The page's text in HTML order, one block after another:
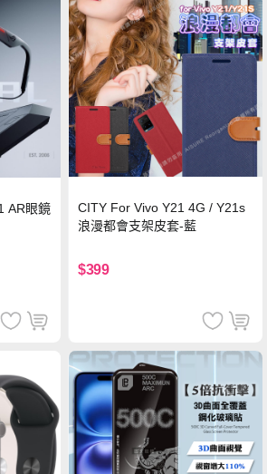
AR眼鏡
CITY For Vivo Y21 4G / Y21s
浪漫都會支架皮套-藍
$399